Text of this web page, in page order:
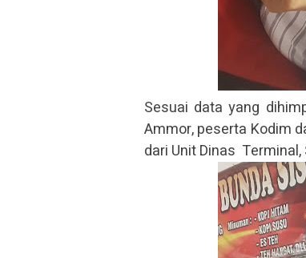
Sesuai data yang
Ammor, peserta Kodim
dari Unit Dinas